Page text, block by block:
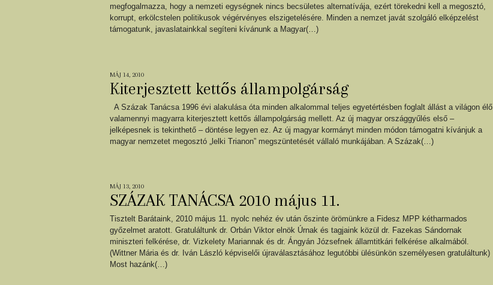
megfogalmazza, hogy a nemzeti egységnek nincs becsületes alternatívája, ezért törekedni kell a megosztó,
korrupt, erkölcstelen politikusok végérvényes elszigetelésére. Minden a nemzet javát szolgáló elképzelést
támogatunk, javaslatainkkal segíteni kívánunk a Magyar(…)
MÁJ 14, 2010
Kiterjesztett kettős állampolgárság
A Százak Tanácsa 1996 évi alakulása óta minden alkalommal teljes egyetértésben foglalt állást a világon élő
valamennyi magyarra kiterjesztett kettős állampolgárság mellett. Az új magyar országgyűlés első –
jelképesnek is tekinthető – döntése legyen ez. Az új magyar kormányt minden módon támogatni kívánjuk a
magyar nemzetet megosztó „lelki Trianon” megszüntetését vállaló munkájában. A Százak(…)
MÁJ 13, 2010
SZÁZAK TANÁCSA 2010 május 11.
Tisztelt Barátaink, 2010 május 11. nyolc nehéz év után őszinte örömünkre a Fidesz MPP kétharmados
győzelmet aratott. Gratuláltunk dr. Orbán Viktor elnök Úrnak és tagjaink közül dr. Fazekas Sándornak
miniszteri felkérése, dr. Vizkelety Mariannak és dr. Ángyán Józsefnek államtitkári felkérése alkalmából.
(Wittner Mária és dr. Iván László képviselői újraválasztásához legutóbbi ülésünkön személyesen gratuláltunk)
Most hazánk(…)